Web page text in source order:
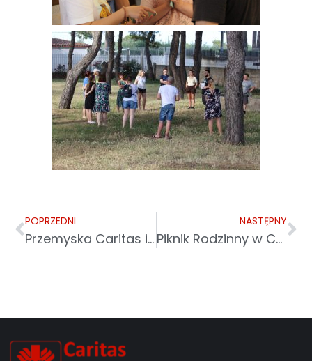
POPRZEDNI
Przemyska Caritas i Polskie Radio Rzeszów na rzecz ofiar wojny
NASTĘPNY
Piknik Rodzinny w Caritas w Wysokiej